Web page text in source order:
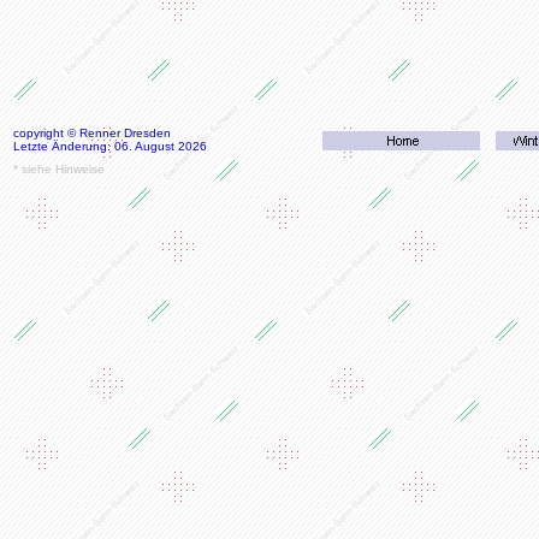
copyright © Renner Dresden
Letzte Änderung: 06. August 2026
* siehe Hinweise